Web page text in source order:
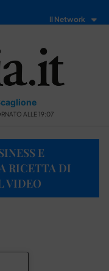
Il Network
ALLE 19:07
E
RICETTA DI
VIDEO